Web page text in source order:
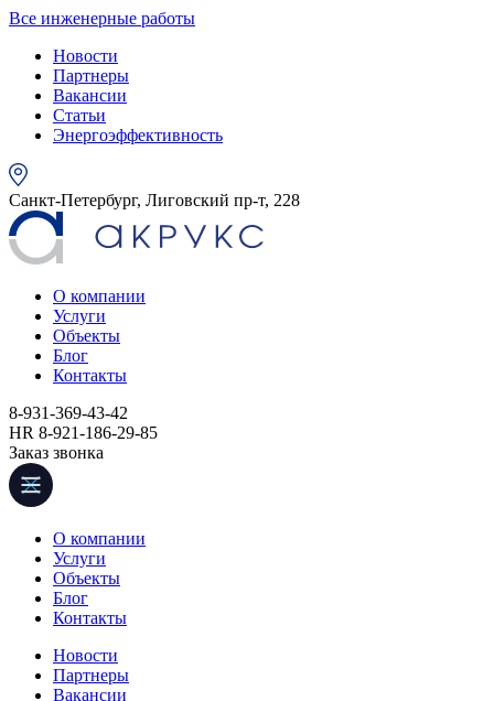
Все инженерные работы
Новости
Партнеры
Вакансии
Статьи
Энергоэффективность
Санкт-Петербург, Лиговский пр-т, 228
О компании
Услуги
Объекты
Блог
Контакты
8-931-369-43-42
HR 8-921-186-29-85
Заказ звонка
О компании
Услуги
Объекты
Блог
Контакты
Новости
Партнеры
Вакансии